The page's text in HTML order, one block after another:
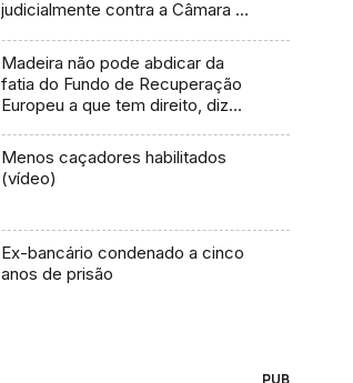
judicialmente contra a Câmara do
Madeira não pode abdicar da
fatia do Fundo de Recuperação
Europeu a que tem direito, diz
Menos caçadores habilitados
(vídeo)
Ex-bancário condenado a cinco
anos de prisão
PUB